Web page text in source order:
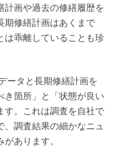
計画や過去の修繕履歴を
期修繕計画はあくまで
は乖離していることも珍
ータと長期修繕計画を
き箇所」と「状態が良い
す。これは調査を自社で
調査結果の細かなニュ
あります。